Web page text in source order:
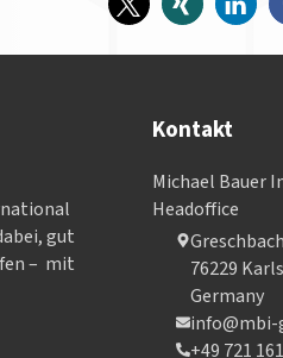
gut
– mit
Kontakt
Michael Bauer
Headoffice
76229
Germany
info@mbi-
+49 721